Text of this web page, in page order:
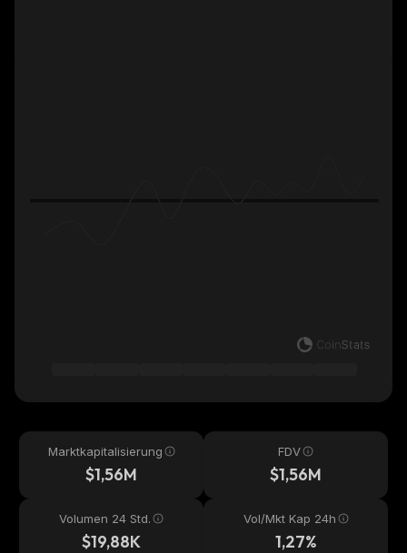
Marktkapitalisierung
$1,56M
FDV
$1,56M
Volumen 24 Std.
$19,88K
Vol/Mkt Kap 24h
1,27%